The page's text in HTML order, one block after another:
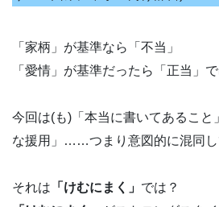
「家柄」が基準なら「不当」
「愛情」が基準だったら「正当」で
今回は(も)「本当に書いてあること
な援用」……つまり意図的に混同し
それは 「けむにまく」 では？